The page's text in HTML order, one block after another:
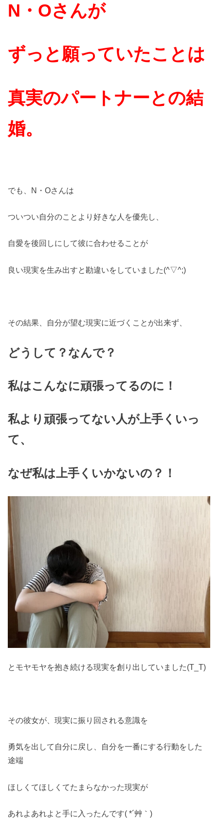
N・Oさんが
ずっと願っていたことは
真実のパートナーとの結
婚。
でも、N・Oさんは
ついつい自分のことより好きな人を優先し、
自愛を後回しにして彼に合わせることが
良い現実を生み出すと勘違いをしていました(^▽^;)
その結果、自分が望む現実に近づくことが出来ず、
どうして？なんで？
私はこんなに頑張ってるのに！
私より頑張ってない人が上手くいっ
て、
なぜ私は上手くいかないの？！
とモヤモヤを抱き続ける現実を創り出していました(T_T)
その彼女が、現実に振り回される意識を
勇気を出して自分に戻し、自分を一番にする行動をした
途端
ほしくてほしくてたまらなかった現実が
あれよあれよと手に入ったんです( *´艸｀)